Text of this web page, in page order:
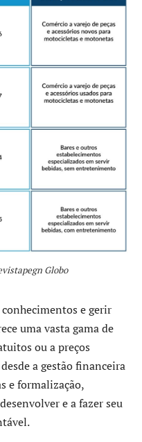
Globo
e gerir
uma vasta gama de
ou a preços
a gestão financeira
e formalização,
e a fazer seu